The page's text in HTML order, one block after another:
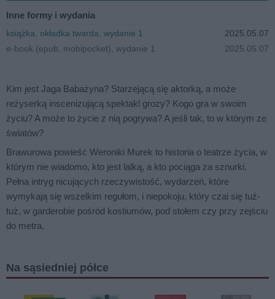
Inne formy i wydania
książka, okładka twarda, wydanie 1
2025.05.07
e-book (epub, mobipocket), wydanie 1
2025.05.07
Kim jest Jaga Babażyna? Starzejącą się aktorką, a może
reżyserką inscenizującą spektakl grozy? Kogo gra w swoim
życiu? A może to życie z nią pogrywa? A jeśli tak, to w którym ze
światów?
Brawurowa powieść Weroniki Murek to historia o teatrze życia, w
którym nie wiadomo, kto jest lalką, a kto pociąga za sznurki.
Pełna intryg nicujących rzeczywistość, wydarzeń, które
wymykają się wszelkim regułom, i niepokoju, który czai się tuż-
tuż, w garderobie pośród kostiumów, pod stołem czy przy zejściu
do metra.
Na sąsiedniej półce